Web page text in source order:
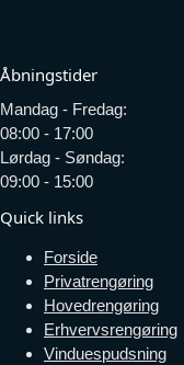
Åbningstider
Mandag - Fredag:
08:00 - 17:00
Lørdag - Søndag:
09:00 - 15:00
Quick links
Forside
Privatrengøring
Hovedrengøring
Erhvervsrengøring
Vinduespudsning